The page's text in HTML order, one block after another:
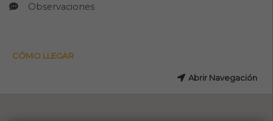
Observaciones
CÓMO LLEGAR
Abrir Navegación